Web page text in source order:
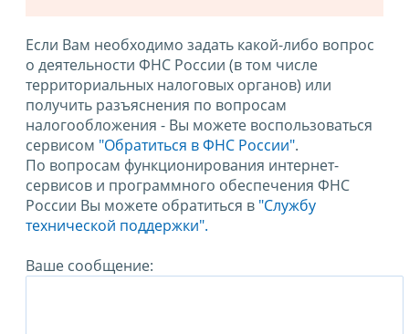
Если Вам необходимо задать какой-либо вопрос
о деятельности ФНС России (в том числе
территориальных налоговых органов) или
получить разъяснения по вопросам
налогообложения - Вы можете воспользоваться
сервисом "Обратиться в ФНС России".
По вопросам функционирования интернет-
сервисов и программного обеспечения ФНС
России Вы можете обратиться в "Службу
технической поддержки".
Ваше сообщение: